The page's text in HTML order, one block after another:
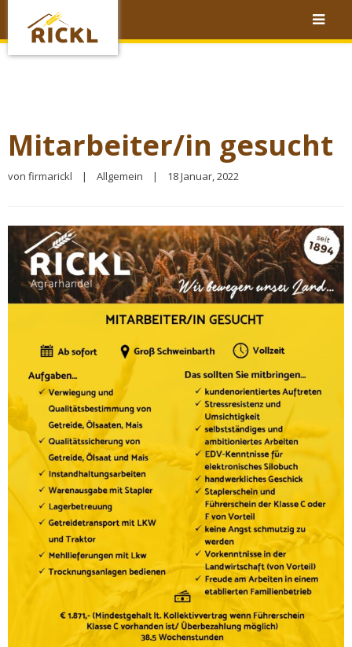
Mitarbeiter/in gesucht
von firmarickl | Allgemein | 18 Januar, 2022